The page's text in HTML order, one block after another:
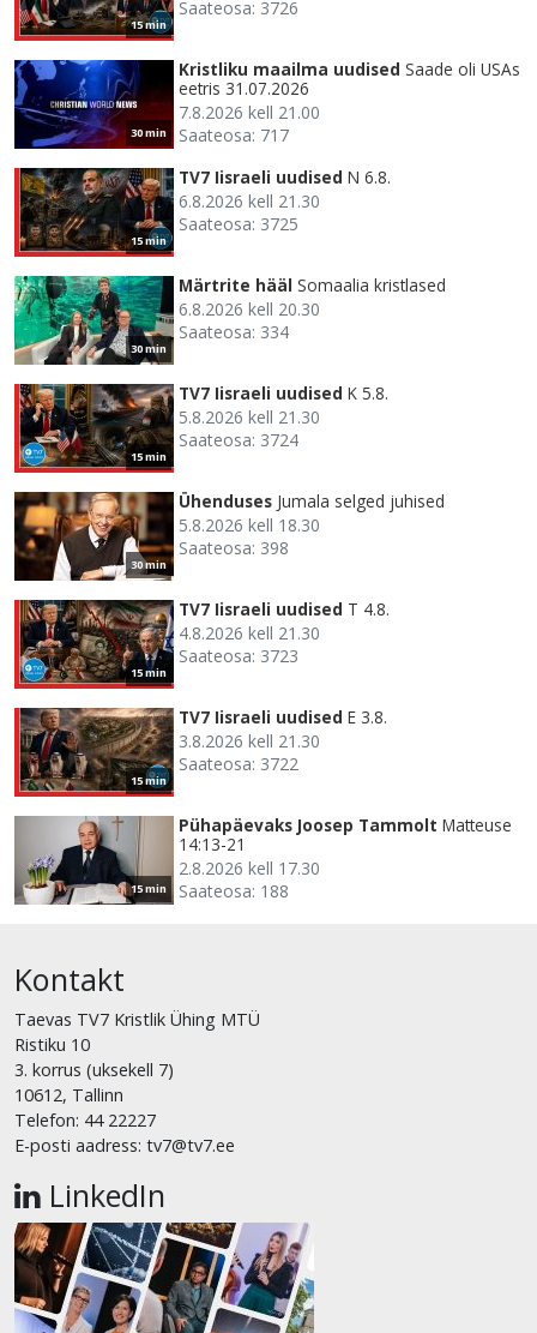
15 min
Saateosa: 3726
30 min
Kristliku maailma uudised Saade oli USAs
eetris 31.07.2026
7.8.2026 kell 21.00
Saateosa: 717
15 min
TV7 Iisraeli uudised N 6.8.
6.8.2026 kell 21.30
Saateosa: 3725
30 min
Märtrite hääl Somaalia kristlased
6.8.2026 kell 20.30
Saateosa: 334
15 min
TV7 Iisraeli uudised K 5.8.
5.8.2026 kell 21.30
Saateosa: 3724
30 min
Ühenduses Jumala selged juhised
5.8.2026 kell 18.30
Saateosa: 398
15 min
TV7 Iisraeli uudised T 4.8.
4.8.2026 kell 21.30
Saateosa: 3723
15 min
TV7 Iisraeli uudised E 3.8.
3.8.2026 kell 21.30
Saateosa: 3722
15 min
Pühapäevaks Joosep Tammolt Matteuse
14:13-21
2.8.2026 kell 17.30
Saateosa: 188
Kontakt
Taevas TV7 Kristlik Ühing MTÜ
Ristiku 10
3. korrus (uksekell 7)
10612, Tallinn
Telefon: 44 22227
E-posti aadress: tv7@tv7.ee
LinkedIn